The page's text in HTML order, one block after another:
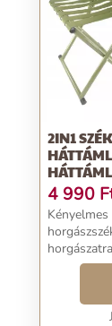
2IN1
120 KG-
4 990